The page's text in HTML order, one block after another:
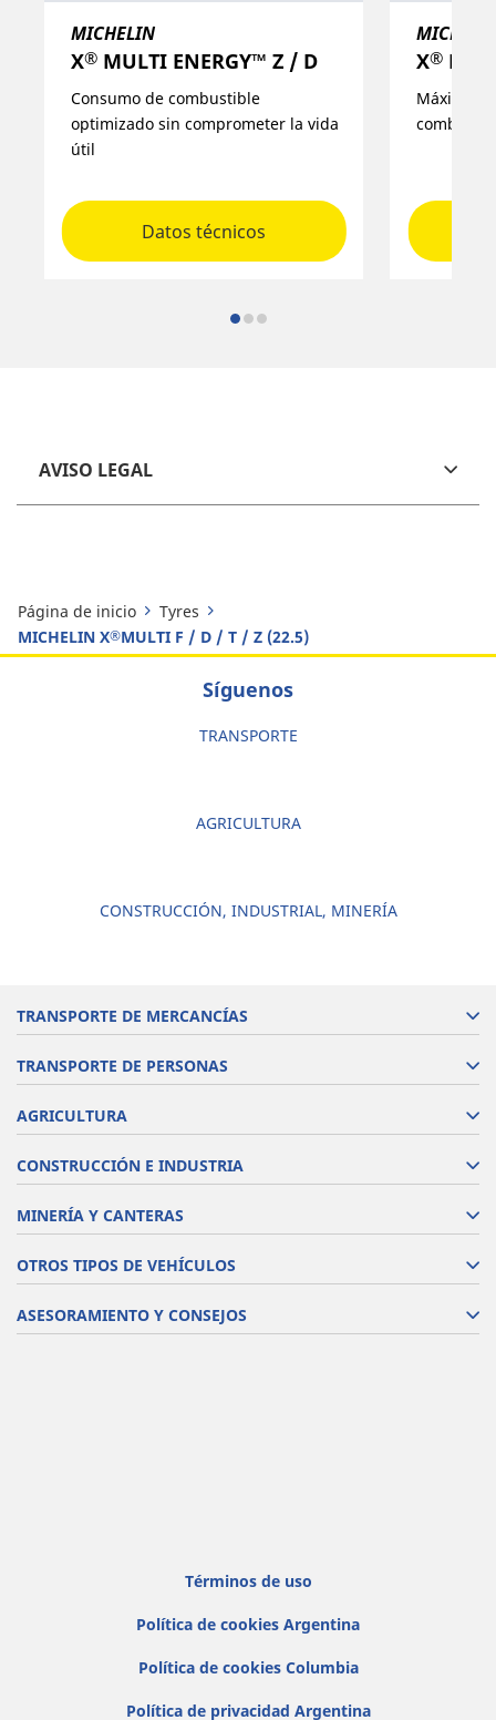
MICHELIN
X® MULTI ENERGY™ Z / D
Consumo de combustible
optimizado sin comprometer la vida
útil
Datos técnicos
X®
Máxima
AVISO LEGAL
Página de inicio
Tyres
MICHELIN X®MULTI F / D / T / Z (22.5)
Síguenos
TRANSPORTE
AGRICULTURA
CONSTRUCCIÓN, INDUSTRIAL, MINERÍA
TRANSPORTE DE MERCANCÍAS
TRANSPORTE DE PERSONAS
AGRICULTURA
CONSTRUCCIÓN E INDUSTRIA
MINERÍA Y CANTERAS
OTROS TIPOS DE VEHÍCULOS
ASESORAMIENTO Y CONSEJOS
Términos de uso
Política de cookies Argentina
Política de cookies Columbia
Política de privacidad Argentina